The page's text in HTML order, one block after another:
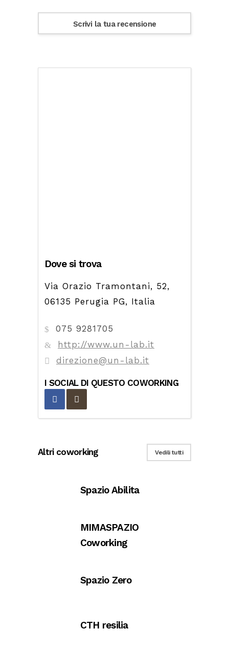
Scrivi la tua recensione
Dove si trova
Via Orazio Tramontani, 52,
06135 Perugia PG, Italia
075 9281705
http://www.un-lab.it
direzione@un-lab.it
I SOCIAL DI QUESTO COWORKING
Altri coworking Vedili tutti
Spazio Abilita
MIMASPAZIO
Coworking
Spazio Zero
CTH resilia